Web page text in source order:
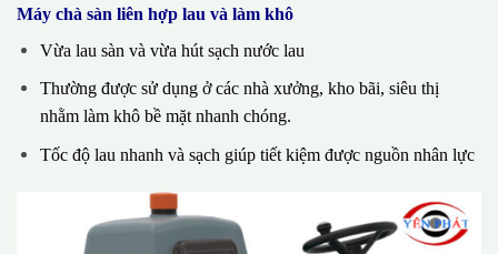
Máy chà sàn liên hợp lau và làm khô
Vừa lau sàn và vừa hút sạch nước lau
Thường được sử dụng ở các nhà xưởng, kho bãi, siêu thị
nhằm làm khô bề mặt nhanh chóng.
Tốc độ lau nhanh và sạch giúp tiết kiệm được nguồn nhân lực